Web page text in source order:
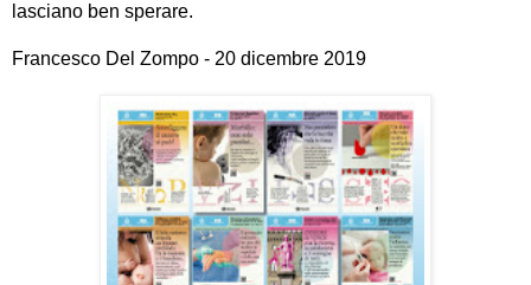
lasciano ben sperare.
Francesco Del Zompo - 20 dicembre 2019